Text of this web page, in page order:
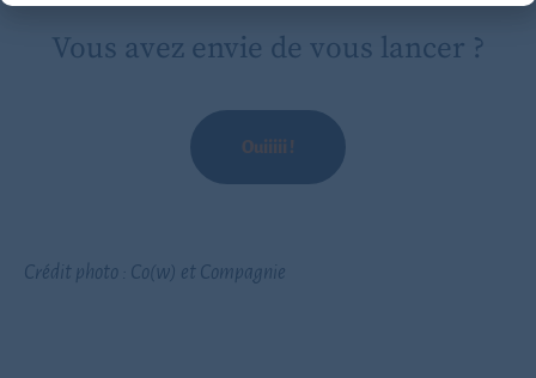
Vous avez envie de vous lancer ?
Ouiiiii !
Crédit photo : Co(w) et Compagnie